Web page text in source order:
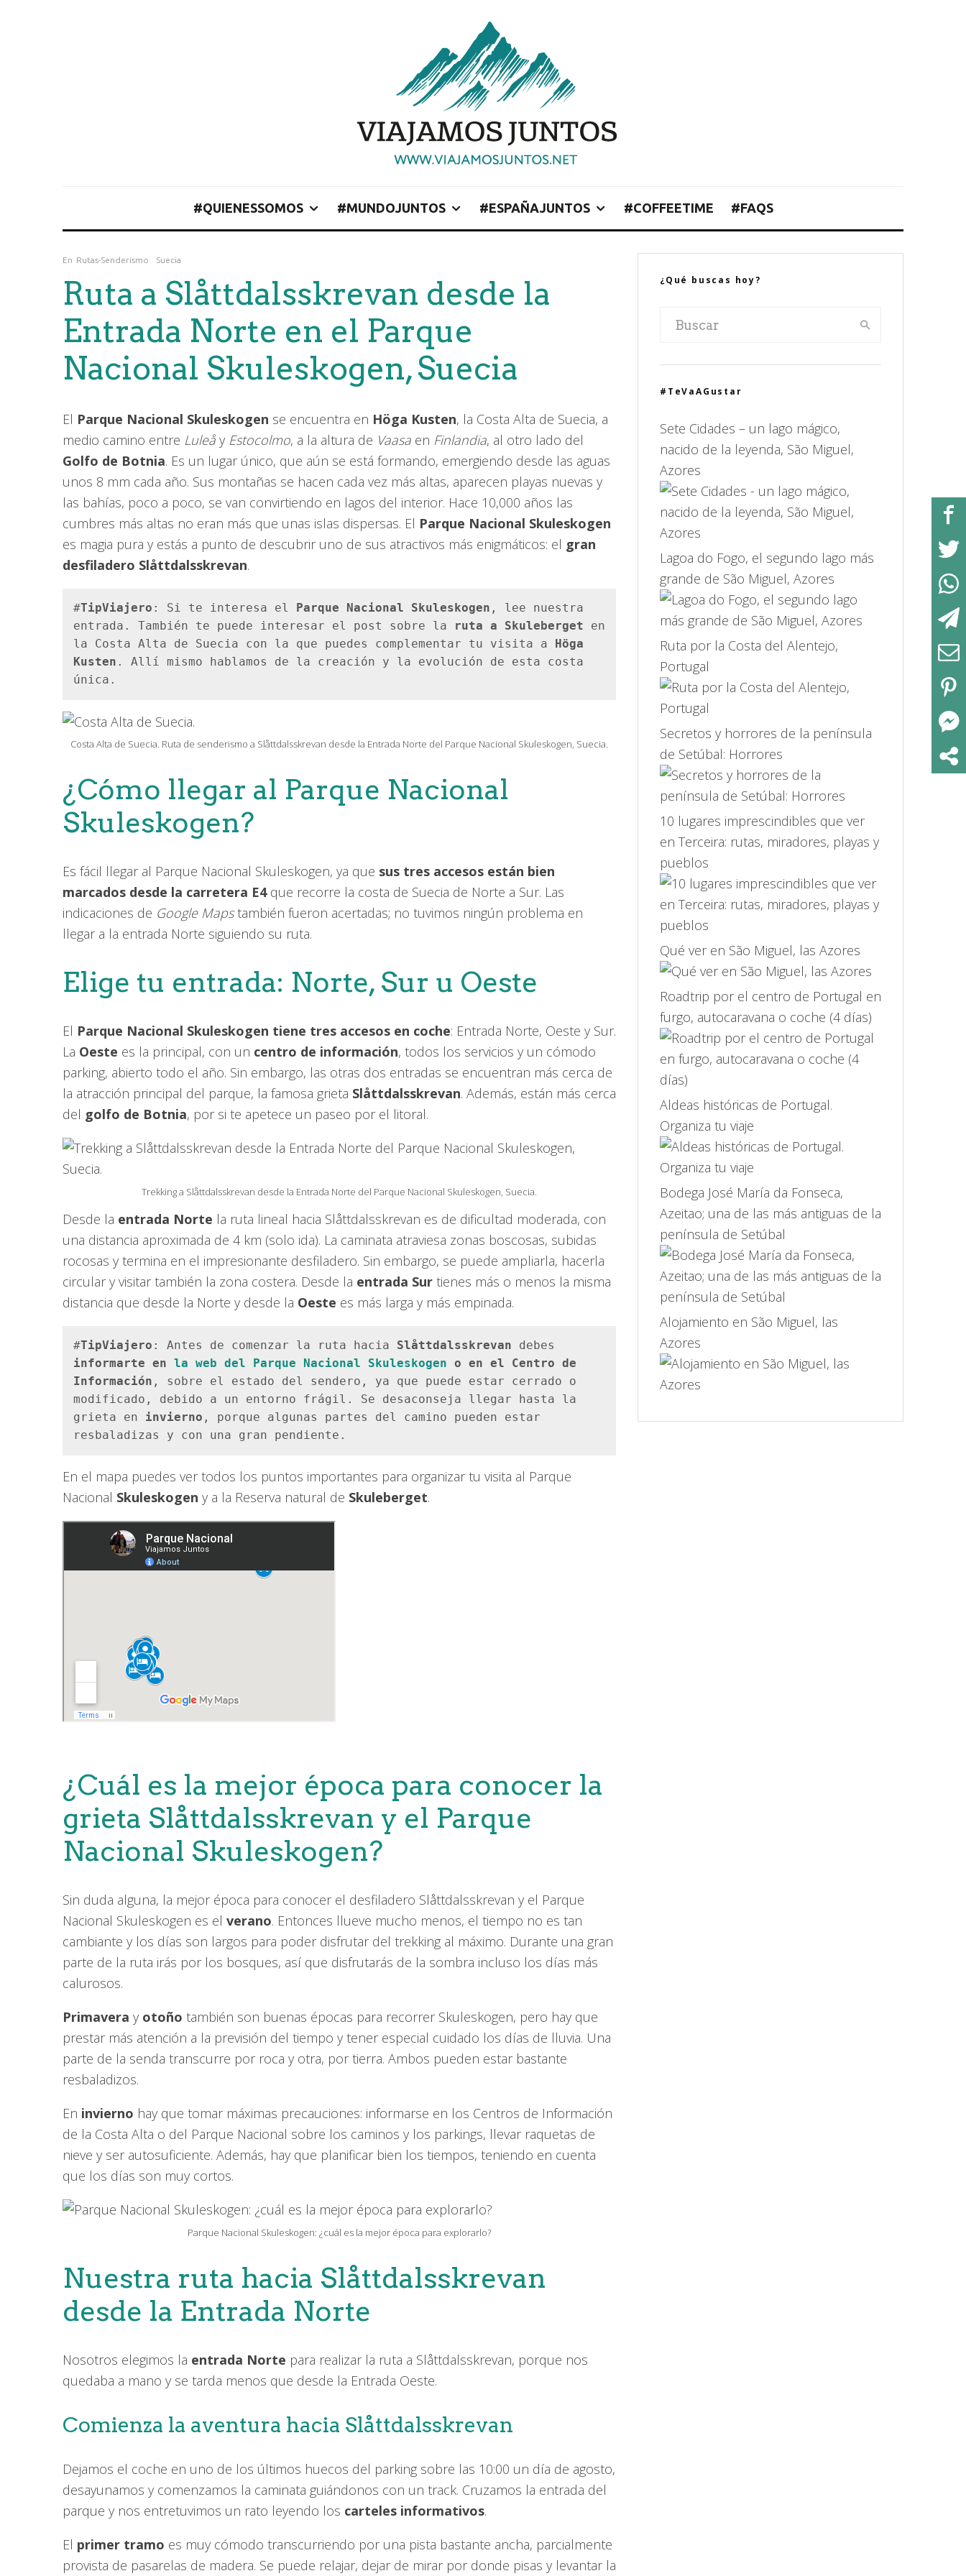
#QUIENESSOMOS #MUNDOJUNTOS #ESPAÑAJUNTOS #COFFEETIME #FAQS
En Rutas-Senderismo Suecia
Ruta a Slåttdalsskrevan desde la
Entrada Norte en el Parque
Nacional Skuleskogen, Suecia
El Parque Nacional Skuleskogen se encuentra en Höga Kusten, la Costa Alta de Suecia, a
medio camino entre Luleå y Estocolmo, a la altura de Vaasa en Finlandia, al otro lado del
Golfo de Botnia. Es un lugar único, que aún se está formando, emergiendo desde las aguas
unos 8 mm cada año. Sus montañas se hacen cada vez más altas, aparecen playas nuevas y
las bahías, poco a poco, se van convirtiendo en lagos del interior. Hace 10,000 años las
cumbres más altas no eran más que unas islas dispersas. El Parque Nacional Skuleskogen
es magia pura y estás a punto de descubrir uno de sus atractivos más enigmáticos: el gran
desfiladero Slåttdalsskrevan.
#TipViajero : Si te interesa el Parque Nacional Skuleskogen , lee nuestra
entrada. También te puede interesar el post sobre la
ruta a Skuleberget en
la Costa Alta de Suecia con la que puedes complementar tu visita a Höga
Kusten . Allí mismo hablamos de la creación y la evolución de esta costa
única.
Costa Alta de Suecia. Ruta de senderismo a Slåttdalsskrevan desde la Entrada Norte del Parque Nacional Skuleskogen, Suecia.
¿Cómo llegar al Parque Nacional
Skuleskogen?
Es fácil llegar al Parque Nacional Skuleskogen, ya que sus tres accesos están bien
marcados desde la carretera E4 que recorre la costa de Suecia de Norte a Sur. Las
indicaciones de Google Mapstambién fueron acertadas; no tuvimos ningún problema en
llegar a la entrada Norte siguiendo su ruta.
Elige tu entrada: Norte, Sur u Oeste
El Parque Nacional Skuleskogen tiene tres accesos en coche: Entrada Norte, Oeste y Sur.
La Oeste es la principal, con un centro de información, todos los servicios y un cómodo
parking, abierto todo el año. Sin embargo, las otras dos entradas se encuentran más cerca de
la atracción principal del parque, la famosa grieta Slåttdalsskrevan. Además, están más cerca
del golfo de Botnia, por si te apetece un paseo por el litoral.
Trekking a Slåttdalsskrevan desde la Entrada Norte del Parque Nacional Skuleskogen, Suecia.
Desde la entrada Norte la ruta lineal hacia Slåttdalsskrevan es de dificultad moderada, con
una distancia aproximada de 4 km (solo ida). La caminata atraviesa zonas boscosas, subidas
rocosas y termina en el impresionante desfiladero. Sin embargo, se puede ampliarla, hacerla
circular y visitar también la zona costera. Desde la entrada Sur tienes más o menos la misma
distancia que desde la Norte y desde la Oeste es más larga y más empinada.
#TipViajero : Antes de comenzar la ruta hacia Slåttdalsskrevan
informarte en la web del Parque Nacional Skuleskogen o en el Centro de
Información , sobre el estado del sendero, ya que puede estar cerrado o
modificado, debido a un entorno frágil. Se desaconseja llegar hasta la
grieta en invierno , porque algunas partes del camino pueden estar
resbaladizas y con una gran pendiente.
En el mapa puedes ver todos los puntos importantes para organizar tu visita al Parque
Nacional Skuleskogen y a la Reserva natural de Skuleberget.
¿Cuál es la mejor época para conocer la
grieta Slåttdalsskrevan y el Parque
Nacional Skuleskogen?
Sin duda alguna, la mejor época para conocer el desfiladero Slåttdalsskrevan y el Parque
Nacional Skuleskogen es el verano. Entonces llueve mucho menos, el tiempo no es tan
cambiante y los días son largos para poder disfrutar del trekking al máximo. Durante una gran
parte de la ruta irás por los bosques, así que disfrutarás de la sombra incluso los días más
calurosos.
Primavera y otoño también son buenas épocas para recorrer Skuleskogen, pero hay que
prestar más atención a la previsión del tiempo y tener especial cuidado los días de lluvia. Una
parte de la senda transcurre por roca y otra, por tierra. Ambos pueden estar bastante
resbaladizos.
En invierno hay que tomar máximas precauciones: informarse en los Centros de Información
de la Costa Alta o del Parque Nacional sobre los caminos y los parkings, llevar raquetas de
nieve y ser autosuficiente. Además, hay que planificar bien los tiempos, teniendo en cuenta
que los días son muy cortos.
Parque Nacional Skuleskogen: ¿cuál es la mejor época para explorarlo?
Nuestra ruta hacia Slåttdalsskrevan
desde la Entrada Norte
Nosotros elegimos la entrada Norte para realizar la ruta a Slåttdalsskrevan, porque nos
quedaba a mano y se tarda menos que desde la Entrada Oeste.
Comienza la aventura hacia Slåttdalsskrevan
Dejamos el coche en uno de los últimos huecos del parking sobre las 10:00 un día de agosto,
desayunamos y comenzamos la caminata guiándonos con un track. Cruzamos la entrada del
parque y nos entretuvimos un rato leyendo los carteles informativos.
El primer tramo es muy cómodo transcurriendo por una pista bastante ancha, parcialmente
provista de pasarelas de madera. Se puede relajar, dejar de mirar por donde pisas y levantar la
¿Qué buscas hoy?
#TeVaAGustar
Sete Cidades – un lago mágico,
nacido de la leyenda, São Miguel,
Azores
Lagoa do Fogo, el segundo lago más
grande de São Miguel, Azores
Ruta por la Costa del Alentejo,
Portugal
Secretos y horrores de la península
de Setúbal: Horrores
10 lugares imprescindibles que ver
en Terceira: rutas, miradores, playas y
pueblos
Qué ver en São Miguel, las Azores
Roadtrip por el centro de Portugal en
furgo, autocaravana o coche (4 días)
Aldeas históricas de Portugal.
Organiza tu viaje
Bodega José María da Fonseca,
Azeitao; una de las más antiguas de la
península de Setúbal
Alojamiento en São Miguel, las
Azores